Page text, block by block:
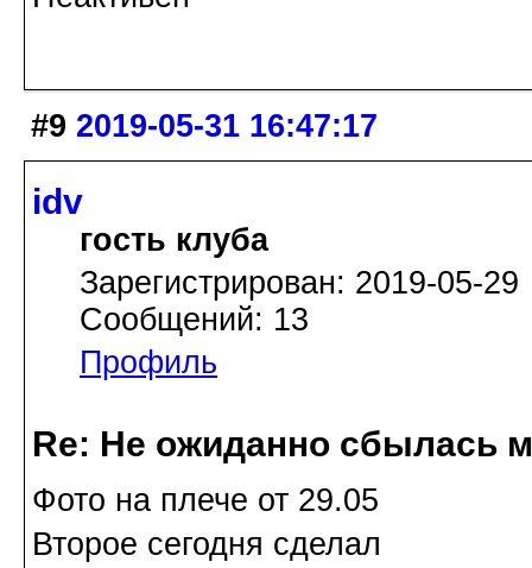
#9 2019-05-31 16:47:17
idv
гость клуба
Зарегистрирован: 2019-05-29
Сообщений: 13
Профиль
Re: Не ожиданно сбылась
Фото на плече от 29.05
Второе сегодня сделал